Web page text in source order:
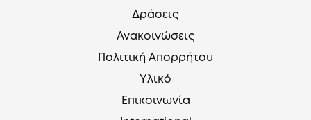
Δράσεις
Ανακοινώσεις
Πολιτική Απορρήτου
Υλικό
Επικοινωνία